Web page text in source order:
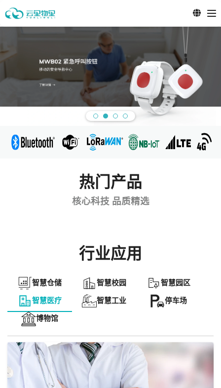
热门产品
核心科技 品质精选
行业应用
智慧仓储 智慧校园 智慧园区
智慧医疗 智慧工业 停车场
博物馆